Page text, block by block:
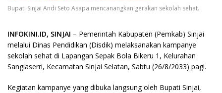
Bupati Sinjai Andi Seto Asapa mencanangkan gerakan sekolah sehat.
INFOKINI.ID, SINJAI – Pemerintah Kabupaten (Pemkab) Sinjai
melalui Dinas Pendidikan (Disdik) melaksanakan kampanye
sekolah sehat di Lapangan Sepak Bola Bikeru 1, Kelurahan
Sangiaserri, Kecamatan Sinjai Selatan, Sabtu (26/8/2033) pagi.
Kegiatan kampanye yang dibuka langsung oleh Bupati Sinjai,